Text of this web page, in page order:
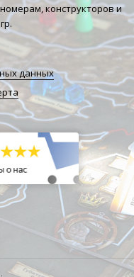
конструкторов и
данных